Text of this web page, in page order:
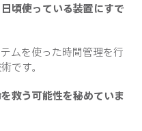
頃使っている装置にすで
ムを使った時間管理を行
です。
救う可能性を秘めていま